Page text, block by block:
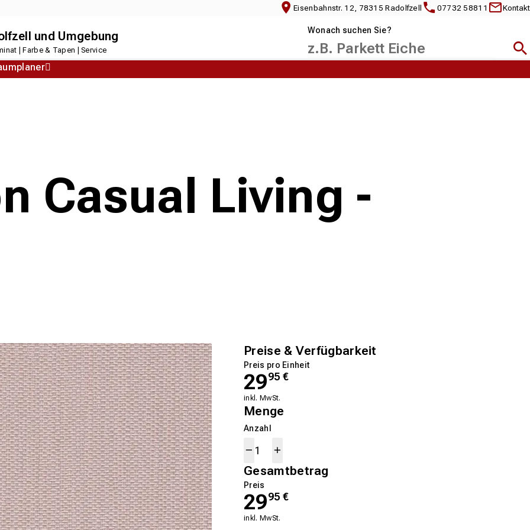
Eisenbahnstr. 12, 78315 Radolfzell 07732 58811 Kontakt
und Umgebung
| Farbe & Tapen | Service
Wonach suchen Sie?
Casual Living -
Preise & Verfügbarkeit
Preis pro Einheit
2995 €
inkl. MwSt.
Menge
Anzahl
Gesamtbetrag
Preis
2995 €
inkl. MwSt.